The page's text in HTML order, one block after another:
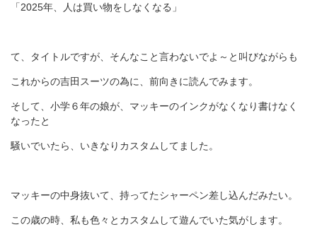
「2025年、人は買い物をしなくなる」
て、タイトルですが、そんなこと言わないでよ～と叫びながらも
これからの吉田スーツの為に、前向きに読んでみます。
そして、小学６年の娘が、マッキーのインクがなくなり書けなく
なったと
騒いでいたら、いきなりカスタムしてました。
マッキーの中身抜いて、持ってたシャーペン差し込んだみたい。
この歳の時、私も色々とカスタムして遊んでいた気がします。